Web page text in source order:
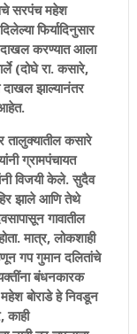
सरपंच महेश
फिर्यादिनुसार
दाखल करण्यात आला
(दोघे रा. कसारे,
झाल्यानंतर
कसारे
ग्रामपंचायत
विजयी केले. सुदैव
झाले आणि तेथे
गावातील
मात्र, लोकशाही
गप गुमान दलितांचे
बंधनकारक
बोराडे हे निवडून
काही